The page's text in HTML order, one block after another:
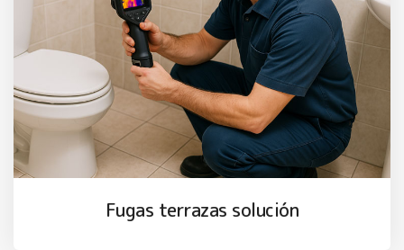
Fugas terrazas solución